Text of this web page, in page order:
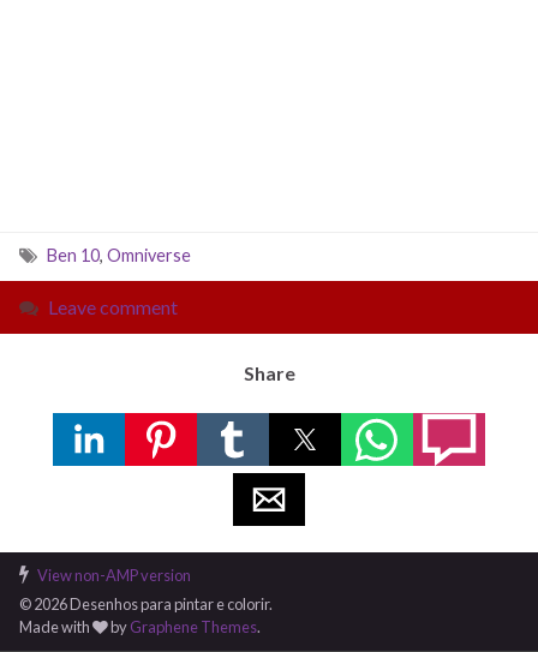
Ben 10, Omniverse
Leave comment
Share
View non-AMP version
© 2026 Desenhos para pintar e colorir.
Made with
byGraphene Themes.